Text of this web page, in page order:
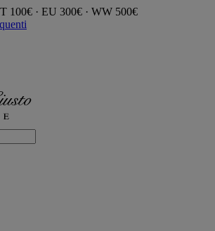
100€ · EU 300€ · WW 500€